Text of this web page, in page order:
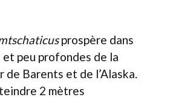
prospère dans
peu profondes de la
de Barents et de l’Alaska.
2 mètres